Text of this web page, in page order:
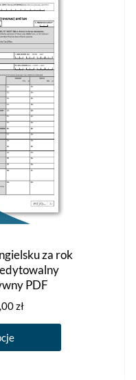
za rok
PDF
złZakres
cen:
43,00 złprodukt